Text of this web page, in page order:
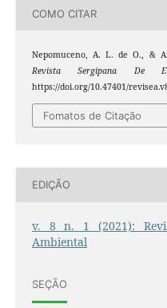
COMO CITAR
Nepomuceno, A. L. de O., &
Revista Sergipana De
https://doi.org/10.47401/
Fomatos de Citação
EDIÇÃO
v. 8 n. 1 (2021):
Ambiental
SEÇÃO